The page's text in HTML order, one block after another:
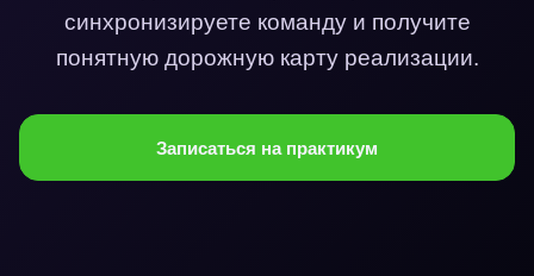
синхронизируете команду и получите
понятную дорожную карту реализации.
Записаться на практикум